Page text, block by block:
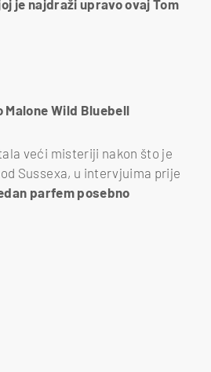
je najdraži upravo ovaj Tom
Malone Wild Bluebell
veći misteriji nakon što je
Sussexa, u intervjuima prije
parfem posebno